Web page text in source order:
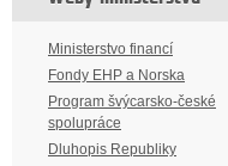
Ministerstvo financí
Fondy EHP a Norska
Program švýcarsko-české
spolupráce
Dluhopis Republiky